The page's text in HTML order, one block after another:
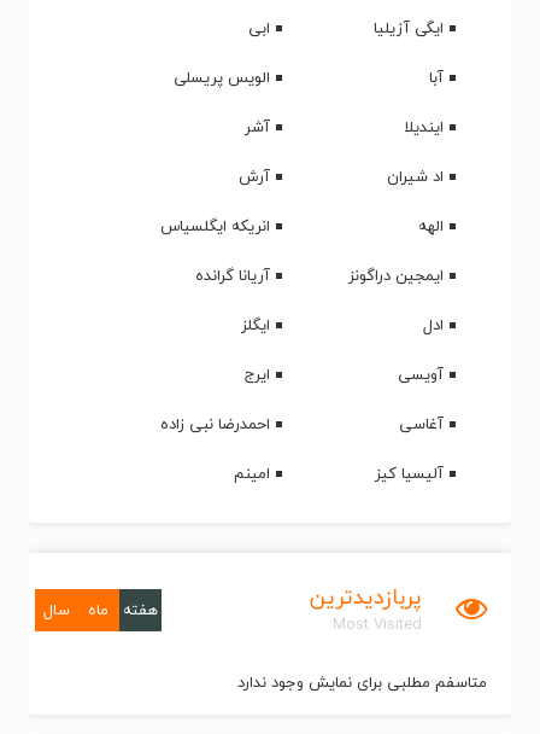
ایگی آزیلیا
ابی
آبا
الویس پریسلی
ایندیلا
آشر
اد شیران
آرش
الهه
انریکه ایگلسیاس
ایمجین دراگونز
آریانا گرانده
ادل
ایگلز
آویسی
ایرج
آغاسی
احمدرضا نبی زاده
آلیسیا کیز
امینم
پربازدیدترین
Most Visited
هفته ماه سال
متاسفم مطلبی برای نمایش وجود ندارد